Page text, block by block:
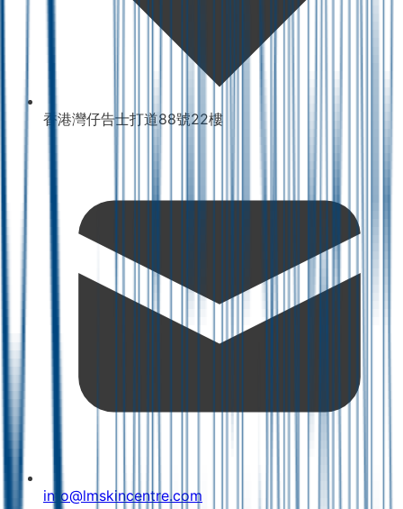
香港灣仔告士打道88號22樓
info@lmskincentre.com